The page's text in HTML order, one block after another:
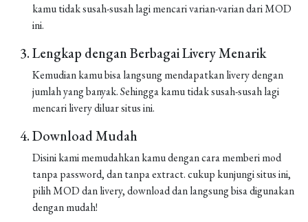
kamu tidak susah-susah lagi mencari varian-varian dari MOD
ini.
Lengkap dengan Berbagai Livery Menarik
Kemudian kamu bisa langsung mendapatkan livery dengan
jumlah yang banyak. Sehingga kamu tidak susah-susah lagi
mencari livery diluar situs ini.
Download Mudah
Disini kami memudahkan kamu dengan cara memberi mod
tanpa password, dan tanpa extract. cukup kunjungi situs ini,
pilih MOD dan livery, download dan langsung bisa digunakan
dengan mudah!